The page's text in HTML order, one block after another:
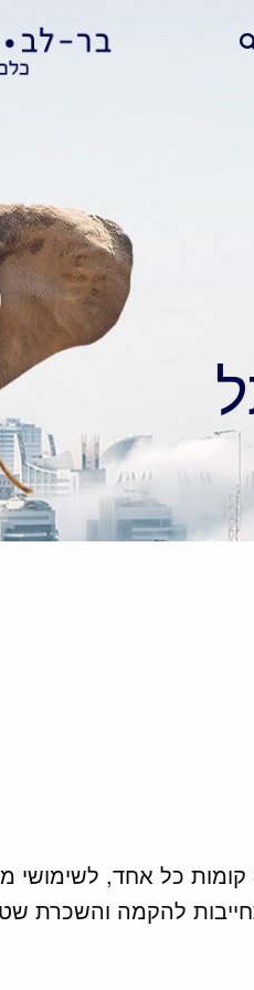
ממכר – חטיבת קרקע בשטח קרקע של 2,610 מ"ר עליה ניתן
להקמה והשכרת